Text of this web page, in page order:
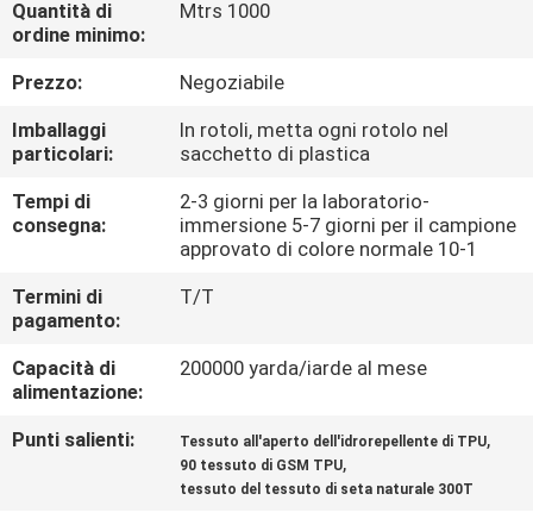
QUALITÀ
CONTATTICI
NOTIZIE
NEWS
Quantità di
ordine minimo:
Mtrs 1000
Prezzo:
Negoziabile
Imballaggi
particolari:
In rotoli, metta ogni rotolo nel
sacchetto di plastica
Tempi di
consegna:
2-3 giorni per la laboratorio-
immersione 5-7 giorni per il campione
approvato di colore normale 10-1
Termini di
pagamento:
T/T
Capacità di
alimentazione:
200000 yarda/iarde al mese
Punti salienti: Tessuto all'aperto dell'idrorepellente di TPU,
90 tessuto di GSM TPU,
tessuto del tessuto di seta naturale 300T